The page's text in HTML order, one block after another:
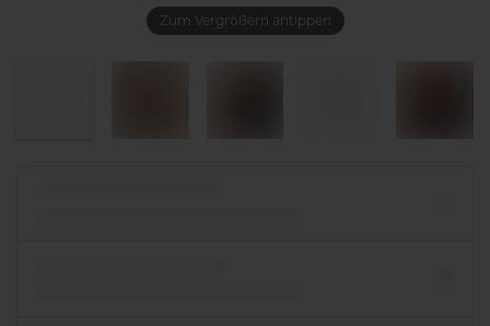
Zum Vergrößern antippen